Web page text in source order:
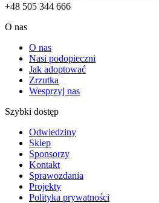
+48 505 344 666
O nas
O nas
Nasi podopieczni
Jak adoptować
Zrzutka
Wesprzyj nas
Szybki dostęp
Odwiedziny
Sklep
Sponsorzy
Kontakt
Sprawozdania
Projekty
Polityka prywatności